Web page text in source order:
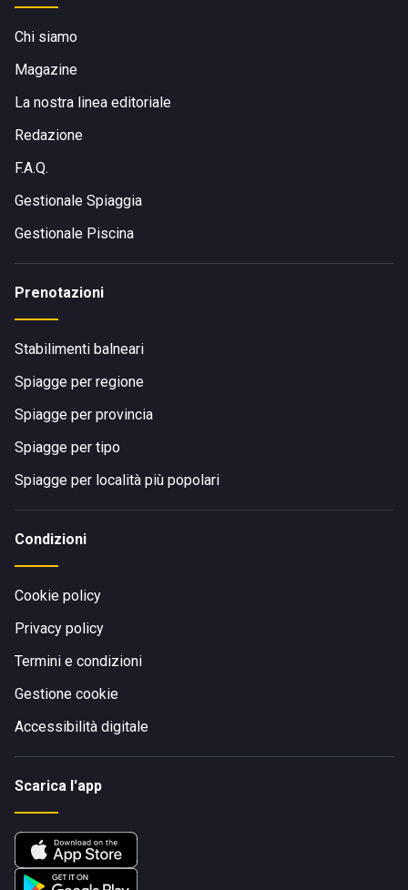
Chi siamo
Magazine
La nostra linea editoriale
Redazione
F.A.Q.
Gestionale Spiaggia
Gestionale Piscina
Prenotazioni
Stabilimenti balneari
Spiagge per regione
Spiagge per provincia
Spiagge per tipo
Spiagge per località più popolari
Condizioni
Cookie policy
Privacy policy
Termini e condizioni
Gestione cookie
Accessibilità digitale
Scarica l'app